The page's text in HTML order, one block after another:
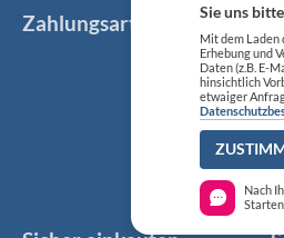
Zahlungsarten
Sie uns
Mit dem Laden
Erhebung und
Daten (z.B. E-
hinsichtlich
etwaiger
Nach